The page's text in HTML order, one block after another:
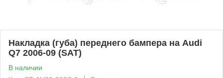
Накладка (губа) переднего бампера на Audi
Q7 2006-09 (SAT)
В наличии